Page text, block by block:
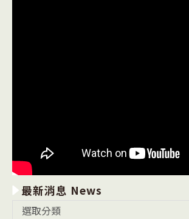
最新消息 News
選取分類